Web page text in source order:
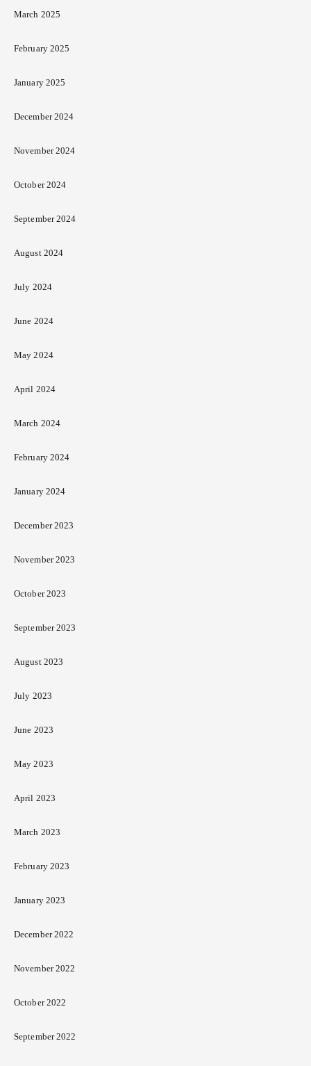
March 2025
February 2025
January 2025
December 2024
November 2024
October 2024
September 2024
August 2024
July 2024
June 2024
May 2024
April 2024
March 2024
February 2024
January 2024
December 2023
November 2023
October 2023
September 2023
August 2023
July 2023
June 2023
May 2023
April 2023
March 2023
February 2023
January 2023
December 2022
November 2022
October 2022
September 2022